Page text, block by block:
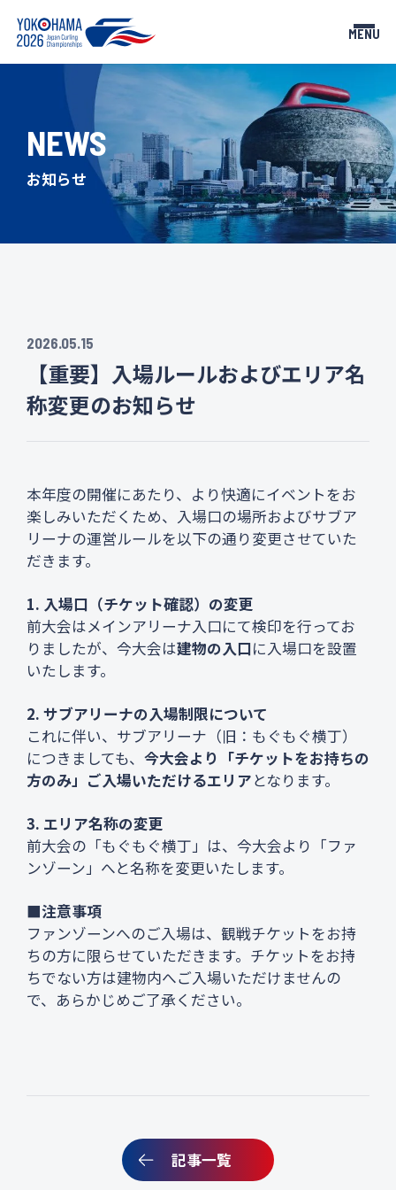
MENU
TOP
トップページ
NEWS
お知らせ
SCHEDULE
スケジュール
チケット
大会要項
大会役員・委員
プライバシーポリシー
NEWS
お知らせ
2026.05.15
【重要】入場ルールおよびエリア名
称変更のお知らせ
本年度の開催にあたり、より快適にイベントをお
楽しみいただくため、入場口の場所およびサブア
リーナの運営ルールを以下の通り変更させていた
だきます。
1. 入場口（チケット確認）の変更
前大会はメインアリーナ入口にて検印を行ってお
りましたが、今大会は建物の入口に入場口を設置
いたします。
2. サブアリーナの入場制限について
これに伴い、サブアリーナ（旧：もぐもぐ横丁）
につきましても、 今大会より「チケットをお持ちの
方のみ」ご入場いただけるエリアとなります。
3. エリア名称の変更
前大会の「もぐもぐ横丁」は、今大会より「ファ
ンゾーン」へと名称を変更いたします。
■注意事項
ファンゾーンへのご入場は、観戦チケットをお持
ちの方に限らせていただきます。チケットをお持
ちでない方は建物内へご入場いただけませんの
で、あらかじめご了承ください。
記事一覧